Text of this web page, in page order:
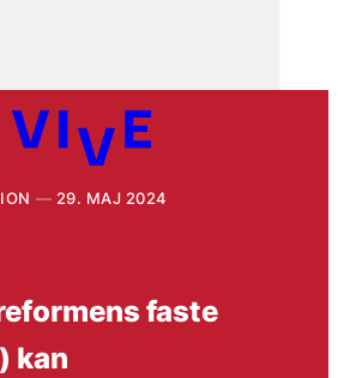
29. MAJ 2024
faste
kan